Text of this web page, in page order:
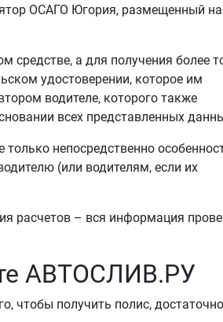
ОСАГО Югория, размещенный на
средстве, а для получения более
удостоверении, которое им
водителе, которого также
всех представленных
непосредственно
(или водителям, если их
расчетов – вся информация
АВТОСЛИВ.РУ
чтобы получить полис,